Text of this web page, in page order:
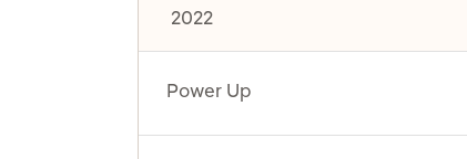
2022
Power Up